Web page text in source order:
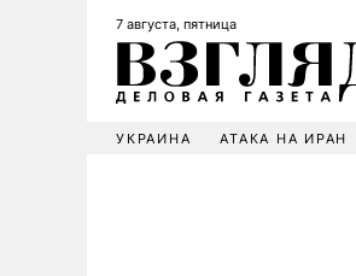
7 августа, пятница
УКРАИНА АТАКА НА ИРАН